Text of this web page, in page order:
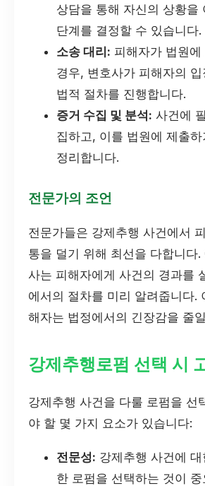
상담을 통해 자신의 상황을
단계를 결정할 수 있습니다.
소송 대리: 피해자가 법원
경우, 변호사가 피해자의 입
법적 절차를 진행합니다.
증거 수집 및 분석: 사건에
집하고, 이를 법원에 제출
정리합니다.
전문가의 조언
전문가들은 강제추행 사건에서
통을 덜기 위해 최선을 다합니다
사는 피해자에게 사건의 경과를
에서의 절차를 미리 알려줍니다.
해자는 법정에서의 긴장감을 줄
강제추행로펌 선택 시
강제추행 사건을 다룰 로펌을 선
야 할 몇 가지 요소가 있습니다:
전문성: 강제추행 사건에
한 로펌을 선택하는 것이 중